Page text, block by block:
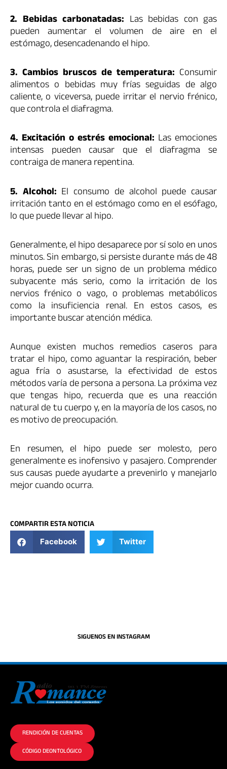
2. Bebidas carbonatadas: Las bebidas con gas
pueden aumentar el volumen de aire en el
estómago, desencadenando el hipo.
3. Cambios bruscos de temperatura: Consumir
alimentos o bebidas muy frías seguidas de algo
caliente, o viceversa, puede irritar el nervio frénico,
que controla el diafragma.
4. Excitación o estrés emocional: Las emociones
intensas pueden causar que el diafragma se
contraiga de manera repentina.
5. Alcohol: El consumo de alcohol puede causar
irritación tanto en el estómago como en el esófago,
lo que puede llevar al hipo.
Generalmente, el hipo desaparece por sí solo en unos
minutos. Sin embargo, si persiste durante más de 48
horas, puede ser un signo de un problema médico
subyacente más serio, como la irritación de los
nervios frénico o vago, o problemas metabólicos
como la insuficiencia renal. En estos casos, es
importante buscar atención médica.
Aunque existen muchos remedios caseros para
tratar el hipo, como aguantar la respiración, beber
agua fría o asustarse, la efectividad de estos
métodos varía de persona a persona. La próxima vez
que tengas hipo, recuerda que es una reacción
natural de tu cuerpo y, en la mayoría de los casos, no
es motivo de preocupación.
En resumen, el hipo puede ser molesto, pero
generalmente es inofensivo y pasajero. Comprender
sus causas puede ayudarte a prevenirlo y manejarlo
mejor cuando ocurra.
COMPARTIR ESTA NOTICIA
Facebook Twitter
SIGUENOS EN INSTAGRAM
RENDICIÓN DE CUENTAS
CÓDIGO DEONTOLÓGICO